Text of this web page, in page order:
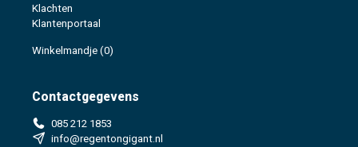
Klachten
Klantenportaal
Winkelmandje (0)
Contactgegevens
085 212 1853
info@regentongigant.nl